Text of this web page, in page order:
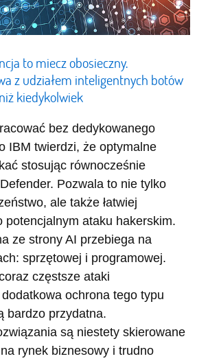
to miecz obosieczny.
z udziałem inteligentnych botów
kiedykolwiek
bez dedykowanego
IBM twierdzi, że optymalne
stosując równocześnie
Pozwala to nie tylko
ale także łatwiej
potencjalnym ataku hakerskim.
ze strony AI przebiega na
sprzętowej i programowej.
częstsze ataki
ochrona tego typu
bardzo przydatna.
są niestety skierowane
rynek biznesowy i trudno